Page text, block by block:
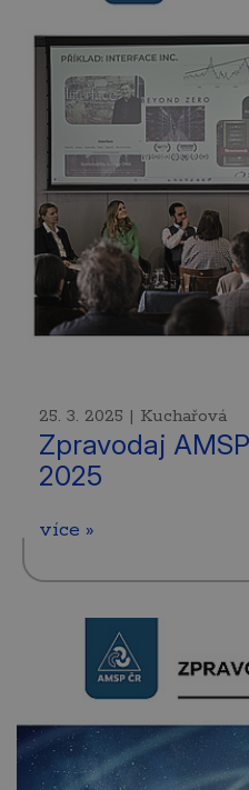
25. 3. 2025 | Kuchařová
Zpravodaj
2025
více »